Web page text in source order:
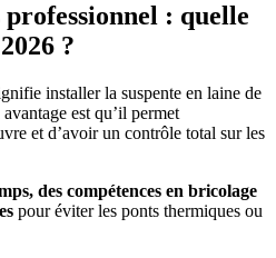
: quelle
?
installer la suspente en laine de
est qu’il permet
et d’avoir un contrôle total sur les
des compétences en bricolage
pour éviter les ponts thermiques ou